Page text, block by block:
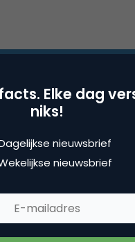
Elke dag
niks!
nieuwsbrief
nieuwsbrief
Elke dag vers.
nieuwsbrief
nieuwsbrief